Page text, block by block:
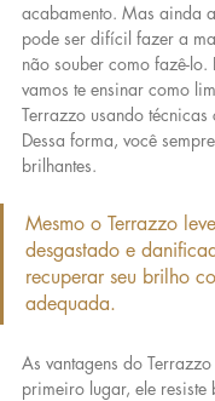
acabamento. Mas ainda
pode ser difícil fazer a
não souber como fazê-lo.
vamos te ensinar como
Terrazzo usando técnicas
Dessa forma, você
brilhantes.
Mesmo o Terrazzo
desgastado e
recuperar seu brilho
adequada.
As vantagens do
primeiro lugar, ele resiste